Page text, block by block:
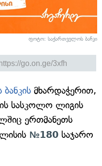
ფოტო: საქართველოს ბანკი
მხარდაჭერით,
სასკოლო ლიგის
ერთმანეთს
№180 საჯარო